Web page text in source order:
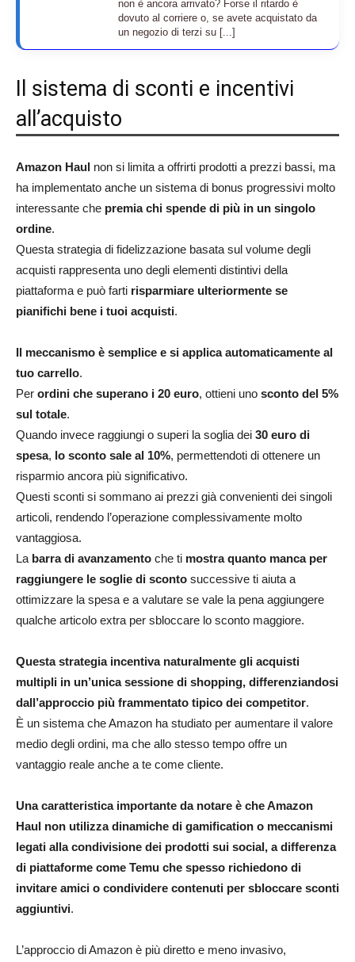
non è ancora arrivato? Forse il ritardo è
dovuto al corriere o, se avete acquistato da
un negozio di terzi su [...]
Il sistema di sconti e incentivi
all’acquisto
Amazon Haul non si limita a offrirti prodotti a prezzi bassi, ma
ha implementato anche un sistema di bonus progressivi molto
interessante che premia chi spende di più in un singolo
ordine.
Questa strategia di fidelizzazione basata sul volume degli
acquisti rappresenta uno degli elementi distintivi della
piattaforma e può farti risparmiare ulteriormente se
pianifichi bene i tuoi acquisti.​
Il meccanismo è semplice e si applica automaticamente al
tuo carrello.
Per ordini che superano i 20 euro, ottieni uno sconto del 5%
sul totale.
Quando invece raggiungi o superi la soglia dei 30 euro di
spesa, lo sconto sale al 10%, permettendoti di ottenere un
risparmio ancora più significativo.
Questi sconti si sommano ai prezzi già convenienti dei singoli
articoli, rendendo l’operazione complessivamente molto
vantaggiosa.
La barra di avanzamento che ti mostra quanto manca per
raggiungere le soglie di sconto successive ti aiuta a
ottimizzare la spesa e a valutare se vale la pena aggiungere
qualche articolo extra per sbloccare lo sconto maggiore.​
Questa strategia incentiva naturalmente gli acquisti
multipli in un’unica sessione di shopping, differenziandosi
dall’approccio più frammentato tipico dei competitor.
È un sistema che Amazon ha studiato per aumentare il valore
medio degli ordini, ma che allo stesso tempo offre un
vantaggio reale anche a te come cliente.
Una caratteristica importante da notare è che Amazon
Haul non utilizza dinamiche di gamification o meccanismi
legati alla condivisione dei prodotti sui social, a differenza
di piattaforme come Temu che spesso richiedono di
invitare amici o condividere contenuti per sbloccare sconti
aggiuntivi.
L’approccio di Amazon è più diretto e meno invasivo,